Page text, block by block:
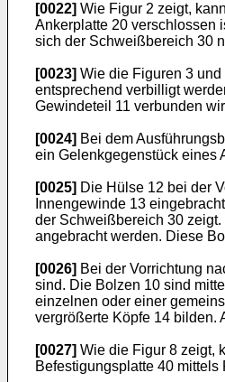
[0022] Wie Figur 2 zeigt,
Ankerplatte 20 verschlossen
sich der Schweißbereich 30
[0023] Wie die Figuren 3
entsprechend verbilligt
Gewindeteil 11 verbunden
[0024] Bei dem
ein Gelenkgegenstück eines
[0025] Die Hülse 12 bei der
Innengewinde 13
der Schweißbereich 30
angebracht werden. Diese
[0026] Bei der Vorrichtung
sind. Die Bolzen 10 sind
einzelnen oder einer
vergrößerte Köpfe 14 bilden.
[0027] Wie die Figur 8 zeigt,
Befestigungsplatte 40